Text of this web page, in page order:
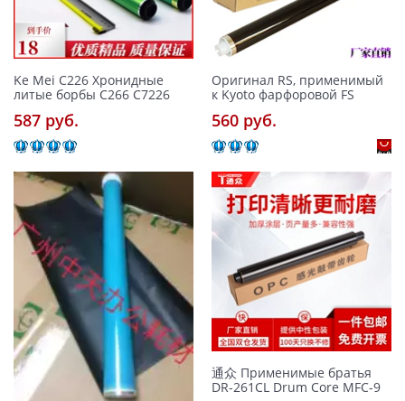
Ke Mei C226 Хронидные
литые борбы C266 C7226
587 pуб.
Оригинал RS, применимый
к Kyoto фарфоровой FS
560 pуб.
通众 Применимые братья
DR-261CL Drum Core MFC-9